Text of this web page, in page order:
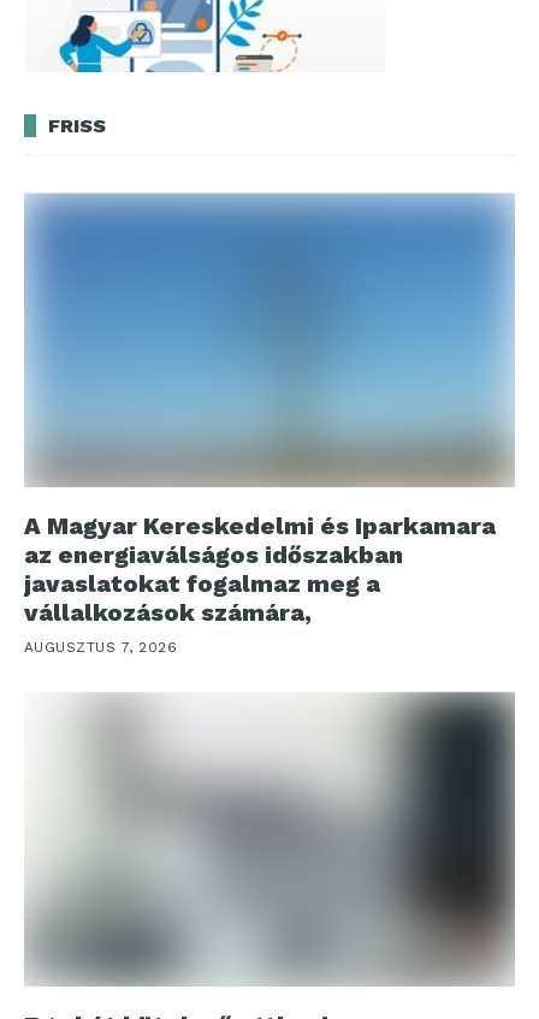
FRISS
A Magyar Kereskedelmi és Iparkamara
az energiaválságos időszakban
javaslatokat fogalmaz meg a
vállalkozások számára,
AUGUSZTUS 7, 2026